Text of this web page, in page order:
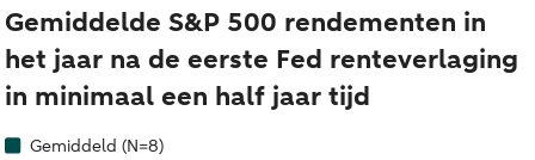
Gemiddelde S&P 500 rendementen in
het jaar na de eerste Fed renteverlaging
in minimaal een half jaar tijd
Gemiddeld (N=8)